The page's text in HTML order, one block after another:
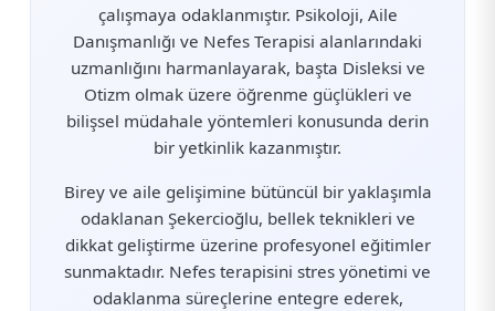
çalışmaya odaklanmıştır. Psikoloji, Aile
Danışmanlığı ve Nefes Terapisi alanlarındaki
uzmanlığını harmanlayarak, başta Disleksi ve
Otizm olmak üzere öğrenme güçlükleri ve
bilişsel müdahale yöntemleri konusunda derin
bir yetkinlik kazanmıştır.
Birey ve aile gelişimine bütüncül bir yaklaşımla
odaklanan Şekercioğlu, bellek teknikleri ve
dikkat geliştirme üzerine profesyonel eğitimler
sunmaktadır. Nefes terapisini stres yönetimi ve
odaklanma süreçlerine entegre ederek,